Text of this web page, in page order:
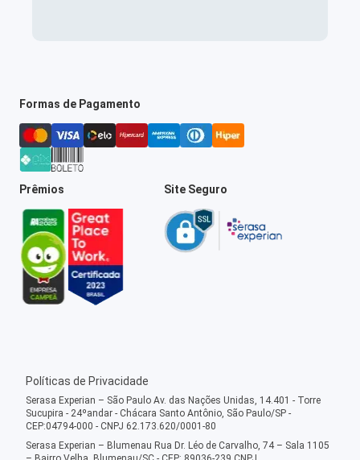
Formas de Pagamento
Prêmios Site Seguro
Políticas de Privacidade
Serasa Experian – São Paulo Av. das Nações Unidas, 14.401 - Torre
Sucupira - 24ºandar - Chácara Santo Antônio, São Paulo/SP -
CEP:04794-000 - CNPJ 62.173.620/0001-80
Serasa Experian – Blumenau Rua Dr. Léo de Carvalho, 74 – Sala 1105